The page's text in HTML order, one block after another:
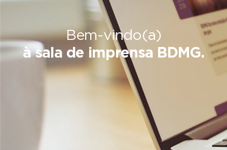
Bem-vindo(a)
à sala de imprensa BDMG.